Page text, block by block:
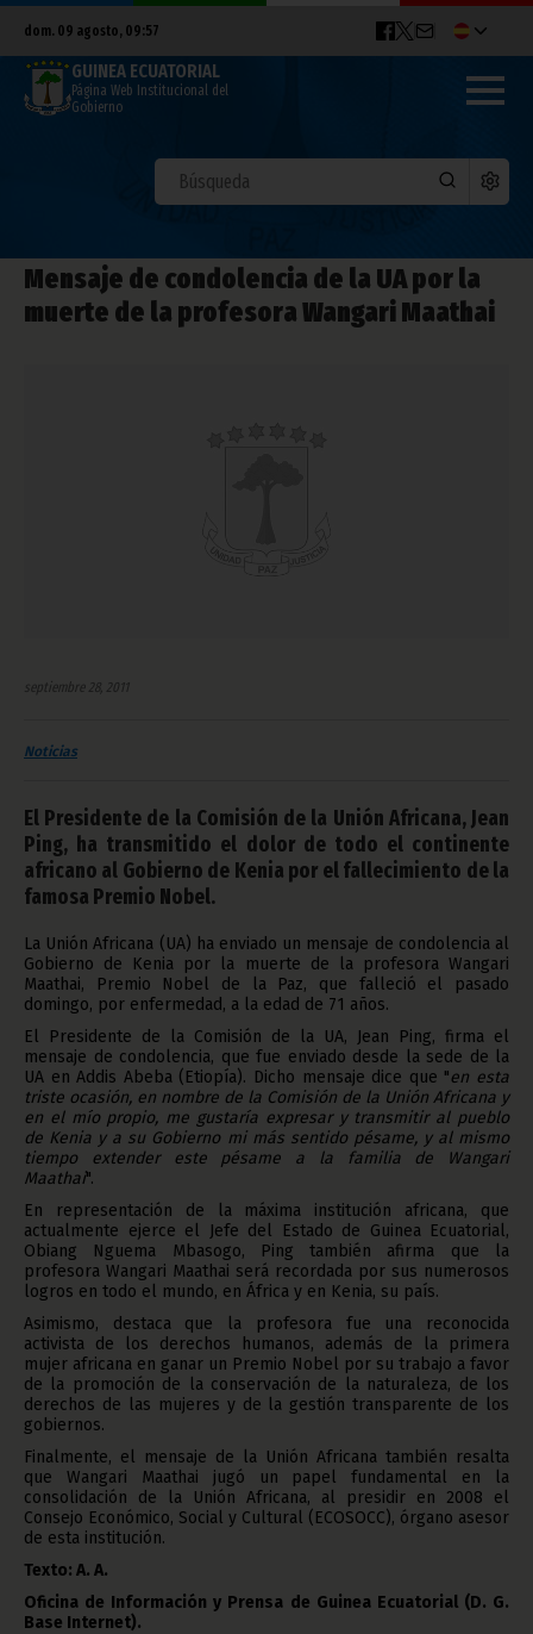
dom. 09 agosto, 09:57
GUINEA ECUATORIAL
Página Web Institucional del
Gobierno
Mensaje de condolencia de la UA por la
muerte de la profesora Wangari Maathai
septiembre 28, 2011
Noticias
El Presidente de la Comisión de la Unión Africana, Jean
Ping, ha transmitido el dolor de todo el continente
africano al Gobierno de Kenia por el fallecimiento de la
famosa Premio Nobel.
La Unión Africana (UA) ha enviado un mensaje de condolencia al
Gobierno de Kenia por la muerte de la profesora Wangari
Maathai, Premio Nobel de la Paz, que falleció el pasado
domingo, por enfermedad, a la edad de 71 años.
El Presidente de la Comisión de la UA, Jean Ping, firma el
mensaje de condolencia, que fue enviado desde la sede de la
UA en Addis Abeba (Etiopía). Dicho mensaje dice que "en esta
triste ocasión, en nombre de la Comisión de la Unión Africana y
en el mío propio, me gustaría expresar y transmitir al pueblo
de Kenia y a su Gobierno mi más sentido pésame, y al mismo
tiempo extender este pésame a la familia de Wangari
Maathai".
En representación de la máxima institución africana, que
actualmente ejerce el Jefe del Estado de Guinea Ecuatorial,
Obiang Nguema Mbasogo, Ping también afirma que la
profesora Wangari Maathai será recordada por sus numerosos
logros en todo el mundo, en África y en Kenia, su país.
Asimismo, destaca que la profesora fue una reconocida
activista de los derechos humanos, además de la primera
mujer africana en ganar un Premio Nobel por su trabajo a favor
de la promoción de la conservación de la naturaleza, de los
derechos de las mujeres y de la gestión transparente de los
gobiernos.
Finalmente, el mensaje de la Unión Africana también resalta
que Wangari Maathai jugó un papel fundamental en la
consolidación de la Unión Africana, al presidir en 2008 el
Consejo Económico, Social y Cultural (ECOSOCC), órgano asesor
de esta institución.
Texto: A. A.
Oficina de Información y Prensa de Guinea Ecuatorial (D. G.
Base Internet).